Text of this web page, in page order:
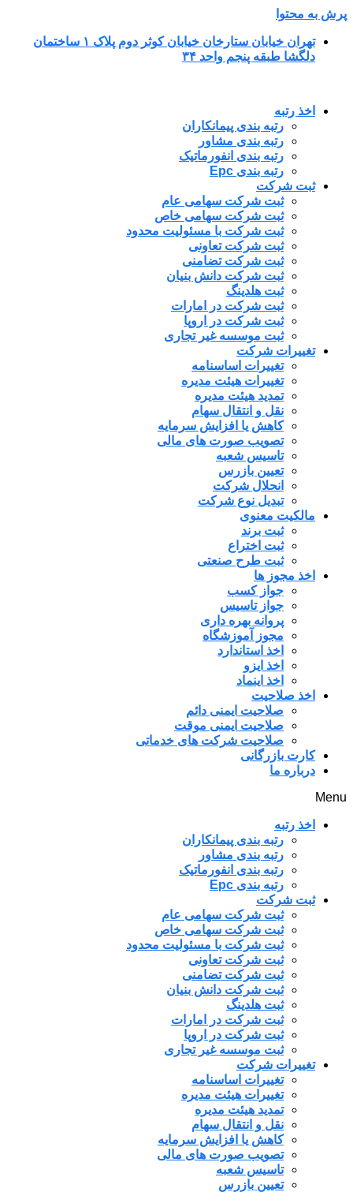
پرش به محتوا
تهران خیابان ستارخان خیابان کوثر دوم پلاک ۱ ساختمان
دلگشا طبقه پنجم واحد ۳۴
اخذ رتبه
رتبه بندی پیمانکاران
رتبه بندی مشاور
رتبه بندی انفورماتیک
رتبه بندی Epc
ثبت شرکت
ثبت شرکت سهامی عام
ثبت شرکت سهامی خاص
ثبت شرکت با مسئولیت محدود
ثبت شرکت تعاونی
ثبت شرکت تضامنی
ثبت شرکت دانش بنیان
ثبت هلدینگ
ثبت شرکت در امارات
ثبت شرکت در اروپا
ثبت موسسه غیر تجاری
تغییرات شرکت
تغییرات اساسنامه
تغییرات هیئت مدیره
تمدید هیئت مدیره
نقل و انتقال سهام
کاهش یا افزایش سرمایه
تصویب صورت های مالی
تاسیس شعبه
تعیین بازرس
انحلال شرکت
تبدیل نوع شرکت
مالکیت معنوی
ثبت برند
ثبت اختراع
ثبت طرح صنعتی
اخذ مجوز ها
جواز کسب
جواز تاسیس
پروانه بهره داری
مجوز آموزشگاه
اخذ استاندارد
اخذ ایزو
اخذ اینماد
اخذ صلاحیت
صلاحیت ایمنی دائم
صلاحیت ایمنی موقت
صلاحیت شرکت های خدماتی
کارت بازرگانی
درباره ما
Menu
اخذ رتبه
رتبه بندی پیمانکاران
رتبه بندی مشاور
رتبه بندی انفورماتیک
رتبه بندی Epc
ثبت شرکت
ثبت شرکت سهامی عام
ثبت شرکت سهامی خاص
ثبت شرکت با مسئولیت محدود
ثبت شرکت تعاونی
ثبت شرکت تضامنی
ثبت شرکت دانش بنیان
ثبت هلدینگ
ثبت شرکت در امارات
ثبت شرکت در اروپا
ثبت موسسه غیر تجاری
تغییرات شرکت
تغییرات اساسنامه
تغییرات هیئت مدیره
تمدید هیئت مدیره
نقل و انتقال سهام
کاهش یا افزایش سرمایه
تصویب صورت های مالی
تاسیس شعبه
تعیین بازرس